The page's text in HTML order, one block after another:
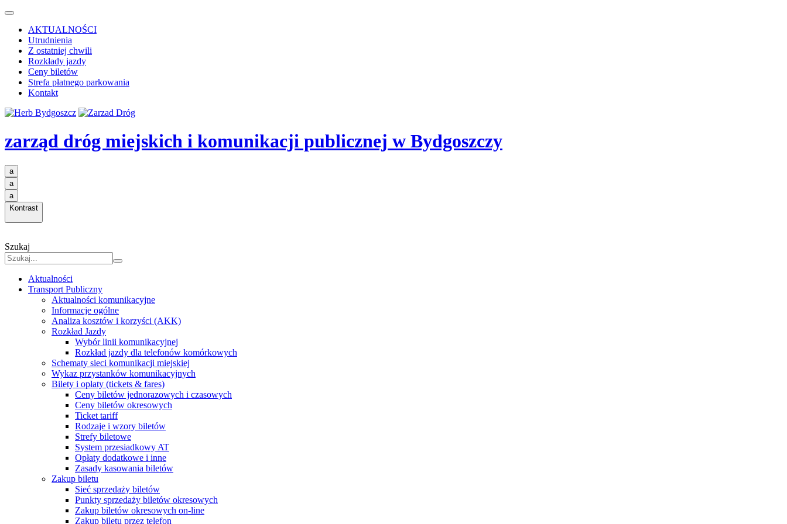
AKTUALNOŚCI
Utrudnienia
Z ostatniej chwili
Rozkłady jazdy
Ceny biletów
Strefa płatnego parkowania
Kontakt
zarząd dróg miejskich i komunikacji publicznej w Bydgoszczy
a
a
a
Kontrast
Szukaj
Aktualności
Transport Publiczny
Aktualności komunikacyjne
Informacje ogólne
Analiza kosztów i korzyści (AKK)
Rozkład Jazdy
Wybór linii komunikacyjnej
Rozkład jazdy dla telefonów komórkowych
Schematy sieci komunikacji miejskiej
Wykaz przystanków komunikacyjnych
Bilety i opłaty (tickets & fares)
Ceny biletów jednorazowych i czasowych
Ceny biletów okresowych
Ticket tariff
Rodzaje i wzory biletów
Strefy biletowe
System przesiadkowy AT
Opłaty dodatkowe i inne
Zasady kasowania biletów
Zakup biletu
Sieć sprzedaży biletów
Punkty sprzedaży biletów okresowych
Zakup biletów okresowych on-line
Zakup biletu przez telefon